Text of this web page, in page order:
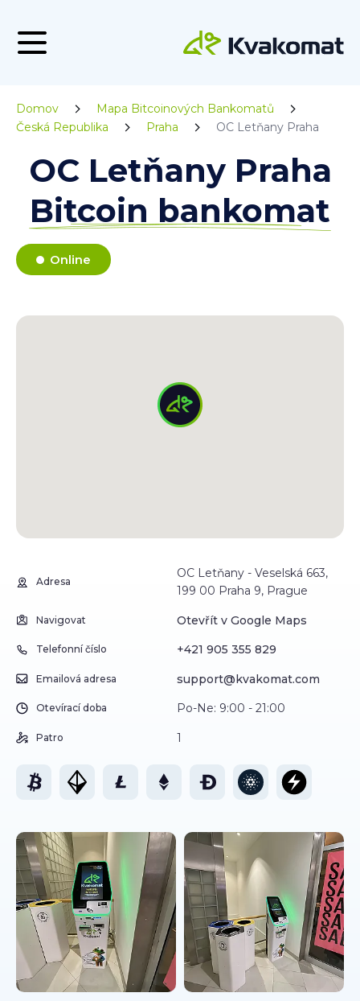
Domov
Mapa Bitcoinových Bankomatů
Česká Republika
Praha OC Letňany Praha
OC Letňany Praha
Bitcoin bankomat
Online
Adresa
OC Letňany - Veselská 663,
199 00 Praha 9, Prague
Navigovat Otevřít v Google Maps
Telefonní číslo +421 905 355 829
Emailová adresa support@kvakomat.com
Otevírací doba Po-Ne: 9:00 - 21:00
Patro 1